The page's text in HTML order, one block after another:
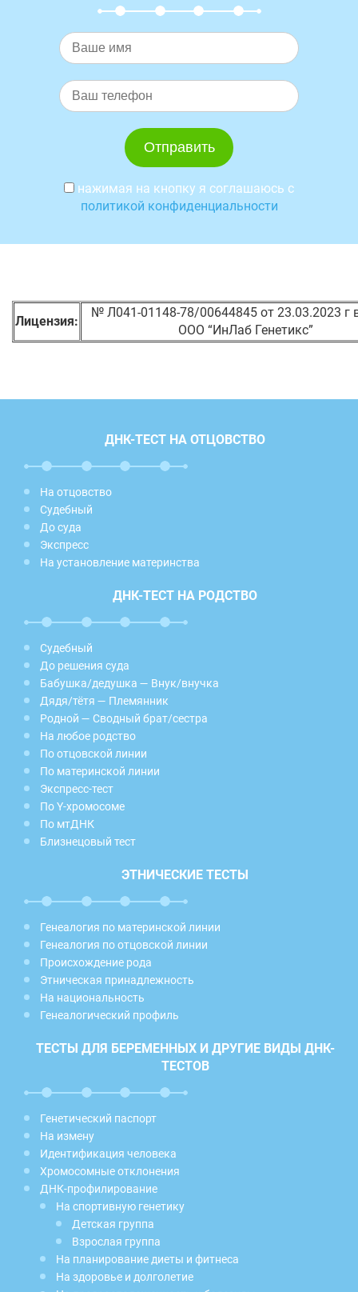
нажимая на кнопку я соглашаюсь с
политикой конфиденциальности
Лицензия:
№ Л041-01148-78/00644845 от 23.03.2023 г
ООО “ИнЛаб Генетикс”
ДНК-ТЕСТ НА ОТЦОВСТВО
На отцовство
Судебный
До суда
Экспресс
На установление материнства
ДНК-ТЕСТ НА РОДСТВО
Судебный
До решения суда
Бабушка/дедушка — Внук/внучка
Дядя/тётя — Племянник
Родной — Сводный брат/сестра
На любое родство
По отцовской линии
По материнской линии
Экспресс-тест
По Y-хромосоме
По мтДНК
Близнецовый тест
ЭТНИЧЕСКИЕ ТЕСТЫ
Генеалогия по материнской линии
Генеалогия по отцовской линии
Происхождение рода
Этническая принадлежность
На национальность
Генеалогический профиль
ТЕСТЫ ДЛЯ БЕРЕМЕННЫХ И ДРУГИЕ ВИДЫ ДНК-
ТЕСТОВ
Генетический паспорт
На измену
Идентификация человека
Хромосомные отклонения
ДНК-профилирование
На спортивную генетику
Детская группа
Взрослая группа
На планирование диеты и фитнеса
На здоровье и долголетие